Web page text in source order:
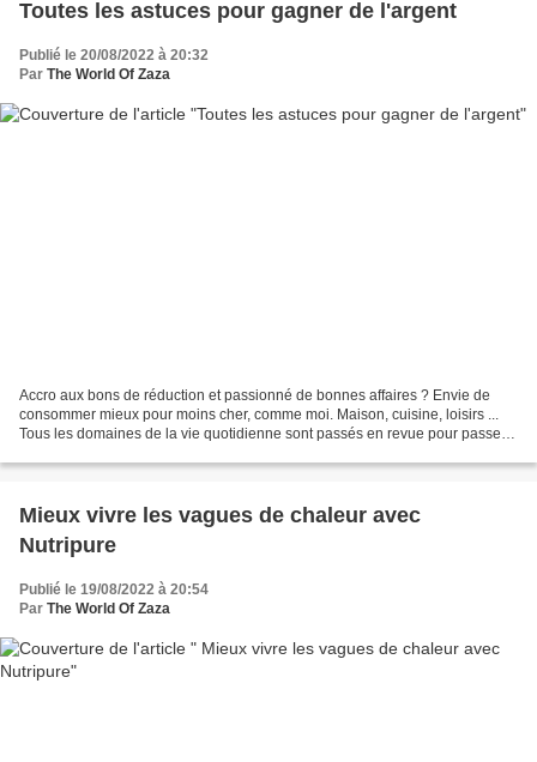
Toutes les astuces pour gagner de l'argent
Publié le 20/08/2022 à 20:32
Par The World Of Zaza
Accro aux bons de réduction et passionné de bonnes affaires ? Envie de
consommer mieux pour moins cher, comme moi. Maison, cuisine, loisirs ...
Tous les domaines de la vie quotidienne sont passés en revue pour passer à
Mieux vivre les vagues de chaleur avec
Nutripure
Publié le 19/08/2022 à 20:54
Par The World Of Zaza